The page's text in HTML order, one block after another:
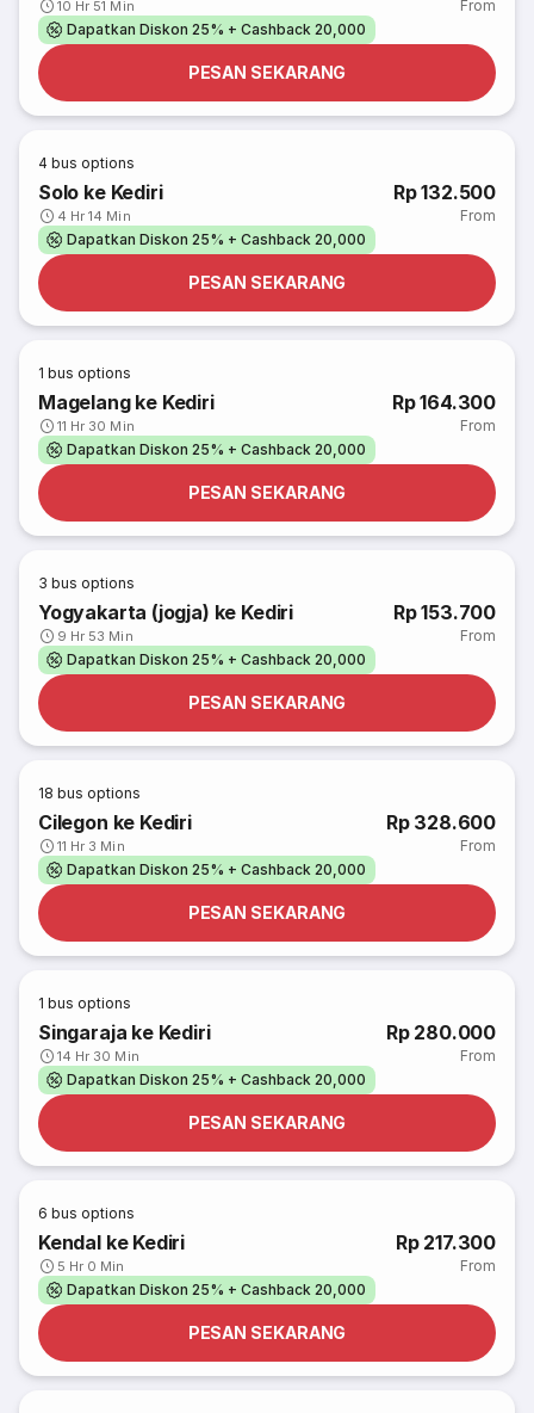
10 Hr 51 Min
From
Dapatkan Diskon 25% + Cashback 20,000
PESAN SEKARANG
4 bus options
Solo ke Kediri
4 Hr 14 Min
Rp 132.500
From
Dapatkan Diskon 25% + Cashback 20,000
PESAN SEKARANG
1 bus options
Magelang ke Kediri
11 Hr 30 Min
Rp 164.300
From
Dapatkan Diskon 25% + Cashback 20,000
PESAN SEKARANG
3 bus options
Yogyakarta (jogja) ke Kediri
9 Hr 53 Min
Rp 153.700
From
Dapatkan Diskon 25% + Cashback 20,000
PESAN SEKARANG
18 bus options
Cilegon ke Kediri
11 Hr 3 Min
Rp 328.600
From
Dapatkan Diskon 25% + Cashback 20,000
PESAN SEKARANG
1 bus options
Singaraja ke Kediri
14 Hr 30 Min
Rp 280.000
From
Dapatkan Diskon 25% + Cashback 20,000
PESAN SEKARANG
6 bus options
Kendal ke Kediri
5 Hr 0 Min
Rp 217.300
From
Dapatkan Diskon 25% + Cashback 20,000
PESAN SEKARANG